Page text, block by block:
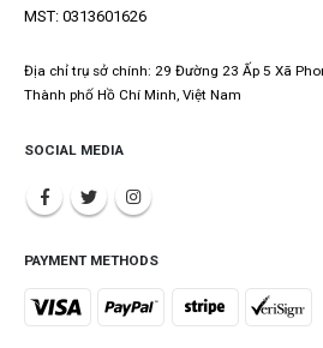
MST: 0313601626
Địa chỉ trụ sở chính: 29 Đường 23 Ấp 5 Xã
Thành phố Hồ Chí Minh, Việt Nam
SOCIAL MEDIA
PAYMENT METHODS